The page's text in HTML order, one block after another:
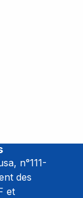
n°111-
des
et